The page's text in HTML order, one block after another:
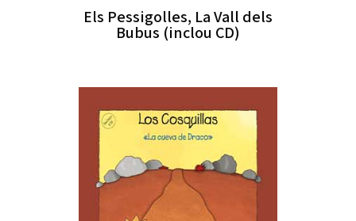
Els Pessigolles, La Vall dels
Bubus (inclou CD)